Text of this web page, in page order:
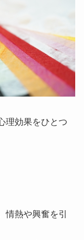
理効果をひとつ
熱や興奮を引